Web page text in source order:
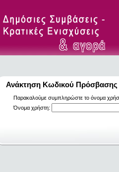
Ανάκτηση Κωδικού Πρόσβασης
Παρακαλούμε συμπληρώστε το όνομα
Όνομα χρήστη: